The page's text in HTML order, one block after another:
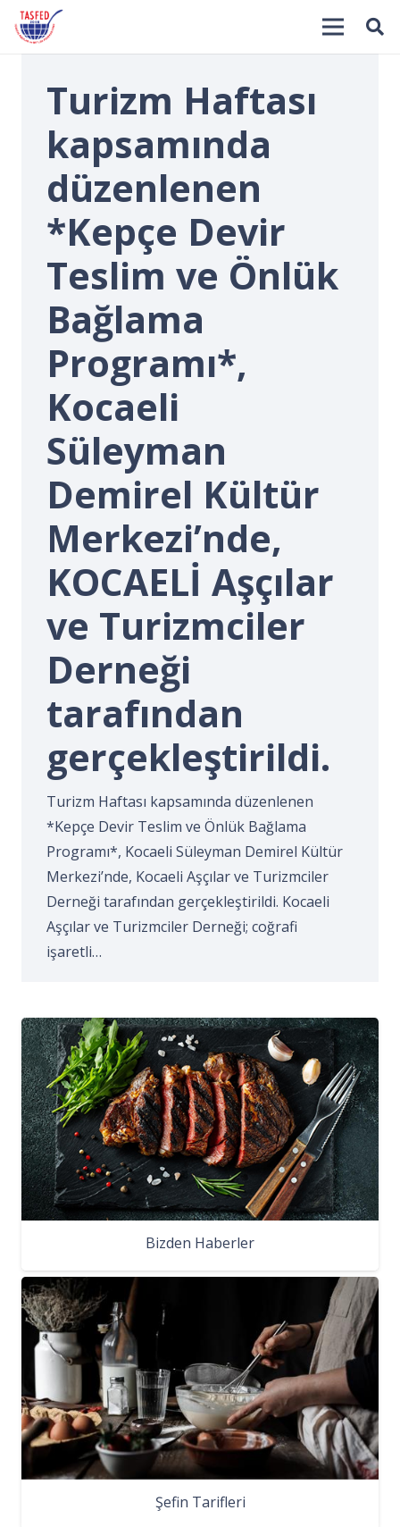
Turizm Haftası
kapsamında
düzenlenen
*Kepçe Devir
Teslim ve Önlük
Bağlama
Programı*,
Kocaeli
Süleyman
Demirel Kültür
Merkezi’nde,
KOCAELİ Aşçılar
ve Turizmciler
Derneği
tarafından
gerçekleştirildi.
Turizm Haftası kapsamında düzenlenen
*Kepçe Devir Teslim ve Önlük Bağlama
Programı*, Kocaeli Süleyman Demirel Kültür
Merkezi’nde, Kocaeli Aşçılar ve Turizmciler
Derneği tarafından gerçekleştirildi. Kocaeli
Aşçılar ve Turizmciler Derneği; coğrafi
işaretli…
Bizden Haberler
Şefin Tarifleri